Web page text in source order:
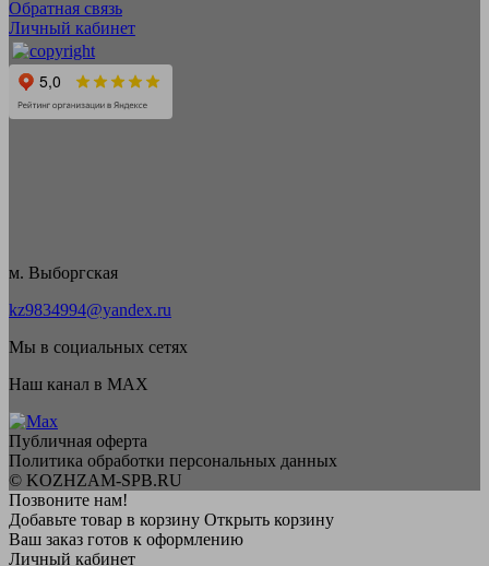
Обратная связь
Личный кабинет
м. Выборгская
kz9834994@yandex.ru
Мы в социальных сетях
Наш канал в MAX
Публичная оферта
Политика обработки персональных данных
© KOZHZAM-SPB.RU
Позвоните нам!
Добавьте товар в корзину Открыть корзину
Ваш заказ готов к оформлению
Личный кабинет